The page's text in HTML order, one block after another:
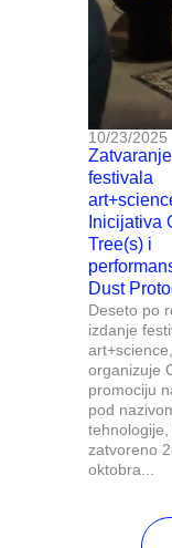
10/23/2025
Zatvaranje
festivala
Inicijativa
Tree(s) i
Dust
Deseto po
izdanje
organizuje
promociju
pod
tehnologije,
zatvoreno
oktobra...